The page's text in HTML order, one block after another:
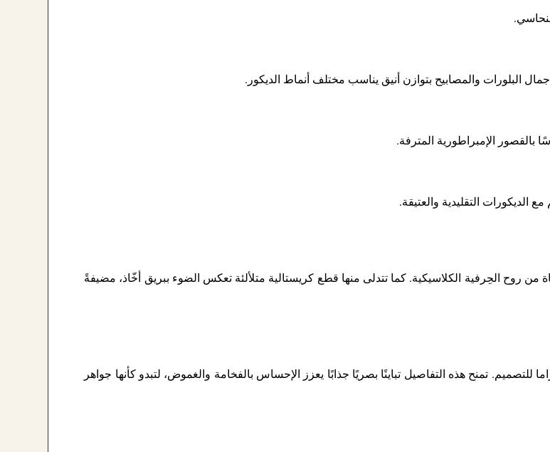
البلورات والمصابيح بتوازن أنيق يناسب مختلف أنماط الديكور.
بالقصور الإمبراطورية المترفة.
الديكورات التقليدية والعتيقة.
روح الحِرفية الكلاسيكية. كما تتدلى منها قطع كريستالية متلألئة تعكس الضوء ببريق أخّاذ، مضيفةً
تمنح هذه التفاصيل تباينًا بصريًا جذابًا يعزز الإحساس بالفخامة والغموض، لتبدو كأنها جواهر